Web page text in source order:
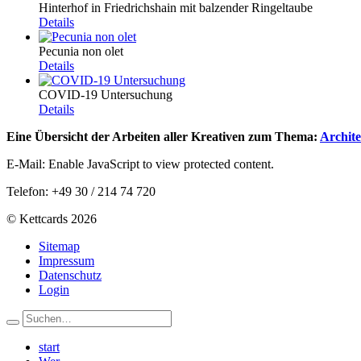
Hinterhof in Friedrichshain mit balzender Ringeltaube
Details
Pecunia non olet
Details
COVID-19 Untersuchung
Details
Eine Übersicht der Arbeiten aller Kreativen zum Thema:
E-Mail: Enable JavaScript to view protected content.
Telefon: +49 30 / 214 74 720
© Kettcards 2026
Sitemap
Impressum
Datenschutz
Login
start